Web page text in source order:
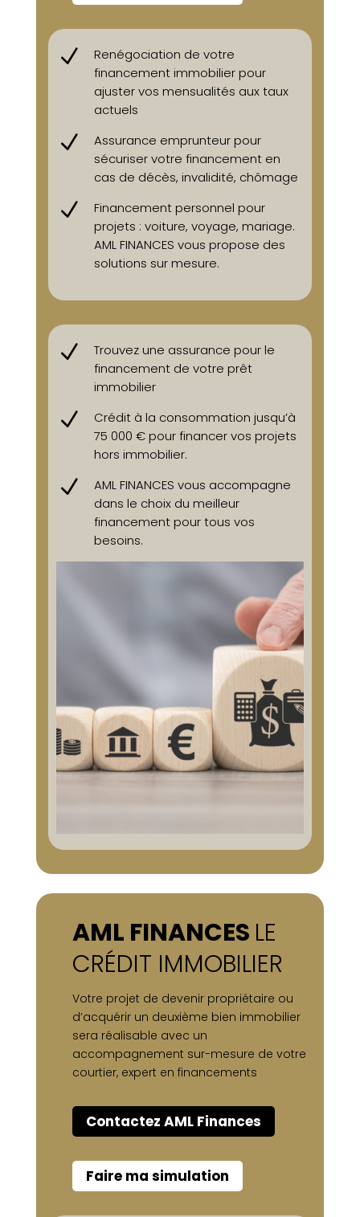
N
Renégociation de votre
financement immobilier pour
ajuster vos mensualités aux taux
actuels
N
Assurance emprunteur pour
sécuriser votre financement en
cas de décès, invalidité, chômage
N
Financement personnel pour
projets : voiture, voyage, mariage.
AML FINANCES vous propose des
solutions sur mesure.
N
Trouvez une assurance pour le
financement de votre prêt
immobilier
N
Crédit à la consommation jusqu’à
75 000 € pour financer vos projets
hors immobilier.
N
AML FINANCES vous accompagne
dans le choix du meilleur
financement pour tous vos
besoins.
AML FINANCES LE
CRÉDIT IMMOBILIER
Votre projet de devenir propriétaire ou
d’acquérir un deuxième bien immobilier
sera réalisable avec un
accompagnement sur-mesure de votre
courtier, expert en financements
Contactez AML Finances
Faire ma simulation